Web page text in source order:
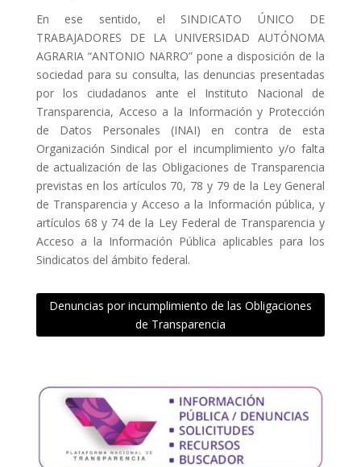
En ese sentido, el SINDICATO ÚNICO DE
TRABAJADORES DE LA UNIVERSIDAD AUTÓNOMA
AGRARIA “ANTONIO NARRO” pone a disposición de la
sociedad para su consulta, las denuncias presentadas
por los ciudadanos ante el Instituto Nacional de
Transparencia, Acceso a la Información y Protección
de Datos Personales (INAI) en contra de esta
Organización Sindical por el incumplimiento y/o falta
de actualización de las Obligaciones de Transparencia
previstas en los artículos 70, 78 y 79 de la Ley General
de Transparencia y Acceso a la Información pública, y
artículos 68 y 74 de la Ley Federal de Transparencia y
Acceso a la Información Pública aplicables para los
Sindicatos del ámbito federal.
Denuncias por incumplimiento de las Obligaciones
de Transparencia